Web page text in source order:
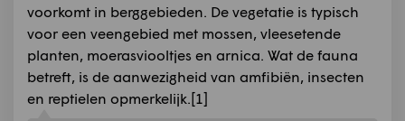
voorkomt in berggebieden. De vegetatie is typisch
voor een veengebied met mossen, vleesetende
planten, moerasviooltjes en arnica. Wat de fauna
betreft, is de aanwezigheid van amfibiën, insecten
en reptielen opmerkelijk.[1]​